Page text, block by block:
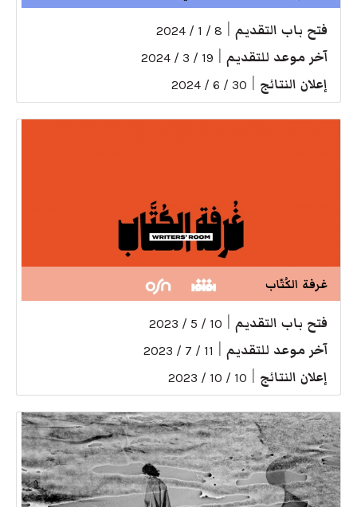
فتح باب التقديم 8 / 1 / 2024
آخر موعد للتقديم 19 / 3 / 2024
إعلان النتائج 30 / 6 / 2024
غرفة الكُتّاب
فتح باب التقديم 10 / 5 / 2023
آخر موعد للتقديم 11 / 7 / 2023
إعلان النتائج 10 / 10 / 2023